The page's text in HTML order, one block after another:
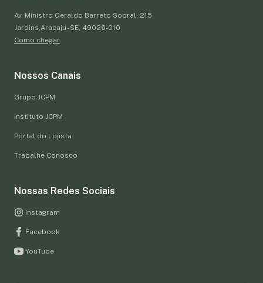
Av. Ministro Geraldo Barreto Sobral, 215
Jardins,Aracaju - SE, 49026-010
Como chegar
Nossos Canais
Grupo JCPM
Instituto JCPM
Portal do Lojista
Trabalhe Conosco
Nossas Redes Sociais
Instagram
Facebook
YouTube